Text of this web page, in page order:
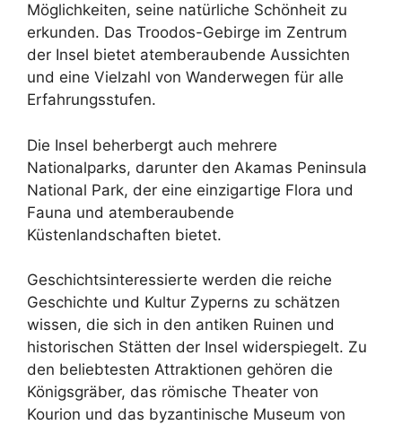
Möglichkeiten, seine natürliche Schönheit zu
erkunden. Das Troodos-Gebirge im Zentrum
der Insel bietet atemberaubende Aussichten
und eine Vielzahl von Wanderwegen für alle
Erfahrungsstufen.
Die Insel beherbergt auch mehrere
Nationalparks, darunter den Akamas Peninsula
National Park, der eine einzigartige Flora und
Fauna und atemberaubende
Küstenlandschaften bietet.
Geschichtsinteressierte werden die reiche
Geschichte und Kultur Zyperns zu schätzen
wissen, die sich in den antiken Ruinen und
historischen Stätten der Insel widerspiegelt. Zu
den beliebtesten Attraktionen gehören die
Königsgräber, das römische Theater von
Kourion und das byzantinische Museum von